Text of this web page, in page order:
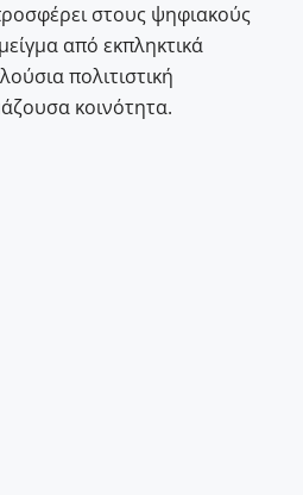
στους ψηφιακούς
από εκπληκτικά
πολιτιστική
κοινότητα.